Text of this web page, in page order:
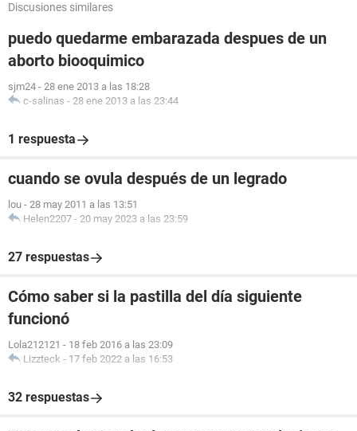
Discusiones similares
puedo quedarme embarazada despues de un
aborto biooquimico
sjm24 - 28 ene 2013 a las 18:28
c-salinas - 28 ene 2013 a las 23:44
1 respuesta
cuando se ovula después de un legrado
lou - 28 may 2011 a las 13:51
Helen2207 - 20 may 2023 a las 23:59
27 respuestas
Cómo saber si la pastilla del día siguiente
funcionó
Lola212121 - 18 feb 2016 a las 23:09
Lizzteck - 17 feb 2022 a las 16:53
32 respuestas